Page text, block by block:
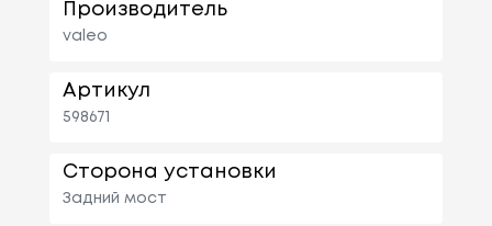
Производитель
valeo
Артикул
598671
Сторона установки
Задний мост